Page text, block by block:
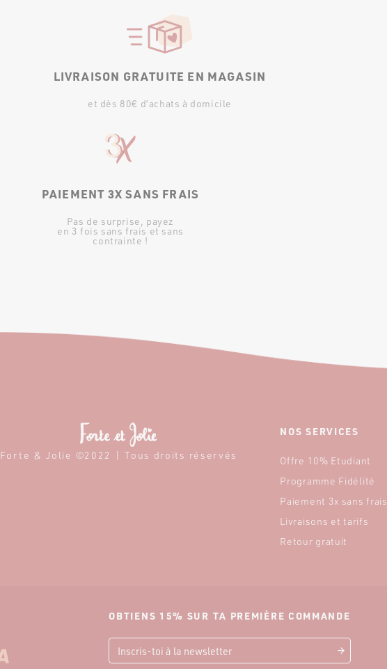
LIVRAISON GRATUITE EN MAGASIN
et dès 80€ d’achats à domicile
PAIEMENT 3X SANS FRAIS
Pas de surprise, payez
en 3 fois sans frais et sans
contrainte !
Forte & Jolie ©2022 | Tous droits réservés
NOS SERVICES
Offre 10% Etudiant
Programme Fidélité
Paiement 3x sans frais
Livraisons et tarifs
Retour gratuit
OBTIENS 15% SUR TA PREMIÈRE COMMANDE